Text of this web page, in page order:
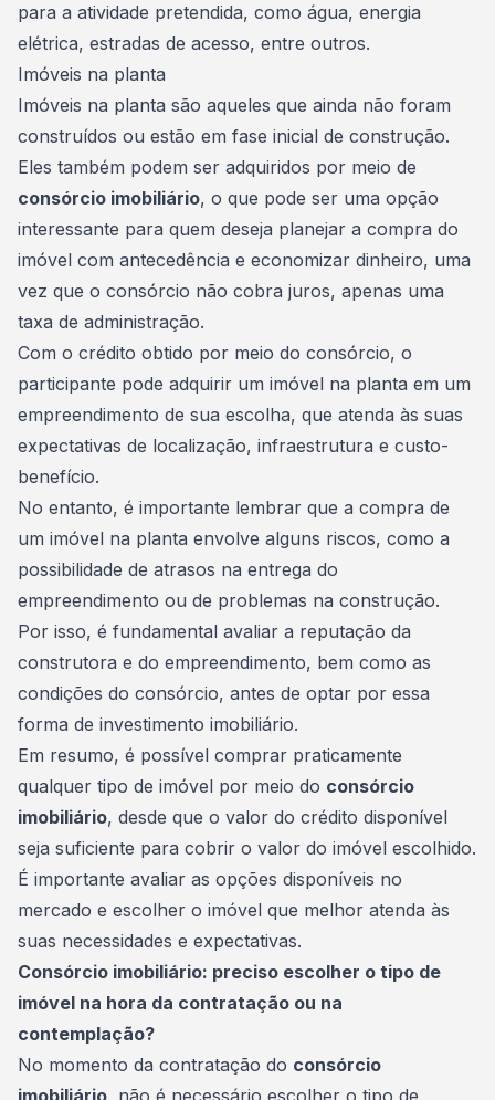
para a atividade pretendida, como água, energia
elétrica, estradas de acesso, entre outros.
Imóveis na planta
Imóveis na planta são aqueles que ainda não foram
construídos ou estão em fase inicial de construção.
Eles também podem ser adquiridos por meio de
consórcio imobiliário, o que pode ser uma opção
interessante para quem deseja planejar a compra do
imóvel com antecedência e economizar dinheiro, uma
vez que o consórcio não cobra juros, apenas uma
taxa de administração.
Com o crédito obtido por meio do consórcio, o
participante pode adquirir um imóvel na planta em um
empreendimento de sua escolha, que atenda às suas
expectativas de localização, infraestrutura e custo-
benefício.
No entanto, é importante lembrar que a compra de
um imóvel na planta envolve alguns riscos, como a
possibilidade de atrasos na entrega do
empreendimento ou de problemas na construção.
Por isso, é fundamental avaliar a reputação da
construtora e do empreendimento, bem como as
condições do consórcio, antes de optar por essa
forma de investimento imobiliário.
Em resumo, é possível comprar praticamente
qualquer tipo de imóvel por meio do consórcio
imobiliário, desde que o valor do crédito disponível
seja suficiente para cobrir o valor do imóvel escolhido.
É importante avaliar as opções disponíveis no
mercado e escolher o imóvel que melhor atenda às
suas necessidades e expectativas.
Consórcio imobiliário: preciso escolher o tipo de
imóvel na hora da contratação ou na
contemplação?
No momento da contratação do consórcio
imobiliário , não é necessário escolher o tipo de